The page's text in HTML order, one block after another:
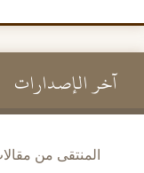
آخر الإصدارات
المنتقى من